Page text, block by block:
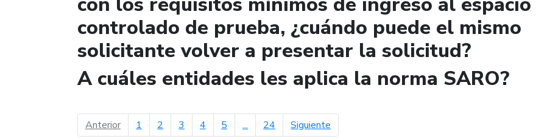
controlado de prueba, ¿cuándo puede el mismo
solicitante volver a presentar la solicitud?
A cuáles entidades les aplica la norma SARO?
Anteriorpágina anterior
1 2 3 4 5 ... 24 Siguiente